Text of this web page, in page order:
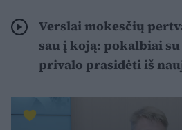
Verslai mokesčių
sau į koją: pokalbiai
privalo prasidėti iš